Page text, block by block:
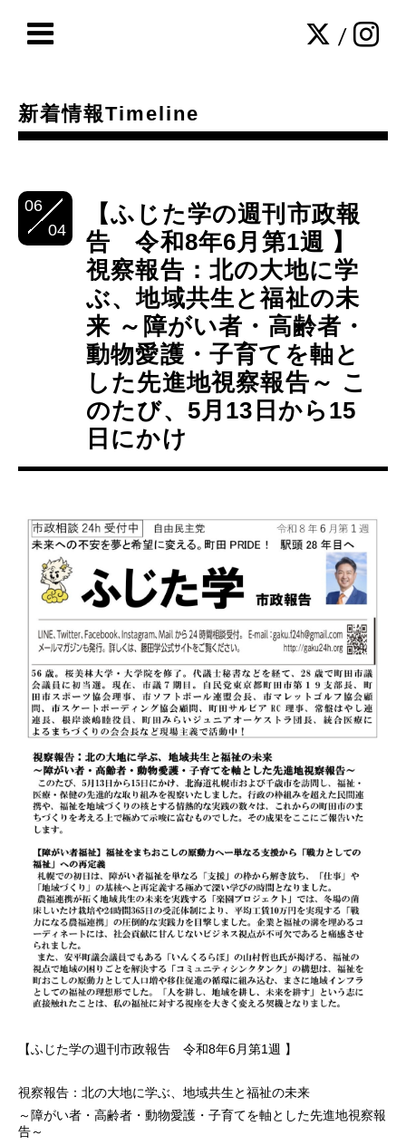
/
新着情報Timeline
06
04
【ふじた学の週刊市政報
告 令和8年6月第1週 】
視察報告：北の大地に学
ぶ、地域共生と福祉の未
来 ～障がい者・高齢者・
動物愛護・子育てを軸と
した先進地視察報告～ こ
のたび、5月13日から15
日にかけ
【ふじた学の週刊市政報告 令和8年6月第1週 】
視察報告：北の大地に学ぶ、地域共生と福祉の未来
～障がい者・高齢者・動物愛護・子育てを軸とした先進地視察報
告～